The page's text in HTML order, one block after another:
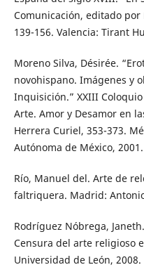
Comunicación, editado
139-156. Valencia: Tirant
Moreno Silva, Désirée.
novohispano. Imágenes y
Inquisición.” XXIII
Arte. Amor y Desamor en
Herrera Curiel, 353-373.
Autónoma de México, 2001.
Río, Manuel del. Arte de
faltriquera. Madrid:
Rodríguez Nóbrega,
Censura del arte religioso
Universidad de León, 2008.